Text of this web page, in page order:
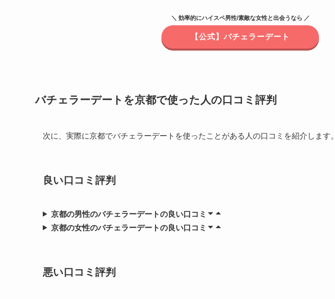
＼ 効率的にハイスペ男性/素敵な女性と出会うなら ／
【公式】バチェラーデート
バチェラーデートを京都で使った人の口コミ評判
次に、実際に京都でバチェラーデートを使ったことがある人の口コミを紹介します。
良い口コミ評判
京都の男性のバチェラーデートの良い口コミ
京都の女性のバチェラーデートの良い口コミ
悪い口コミ評判